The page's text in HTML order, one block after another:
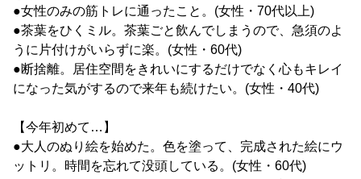
●女性のみの筋トレに通ったこと。(女性・70代以上)
●茶葉をひくミル。茶葉ごと飲んでしまうので、急須のよ
うに片付けがいらずに楽。(女性・60代)
●断捨離。居住空間をきれいにするだけでなく心もキレイ
になった気がするので来年も続けたい。(女性・40代)
【今年初めて…】
●大人のぬり絵を始めた。色を塗って、完成された絵にウ
ットリ。時間を忘れて没頭している。(女性・60代)